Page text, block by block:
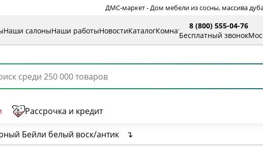
ДМС-маркет - Дом мебели из сосны, массива
Наши салоныНаши работыНовостиКаталогКомнаты
8 (800) 555-04-76
Бесплатный звонок
Рассрочка и кредит
Бейли белый воск/антик ↴